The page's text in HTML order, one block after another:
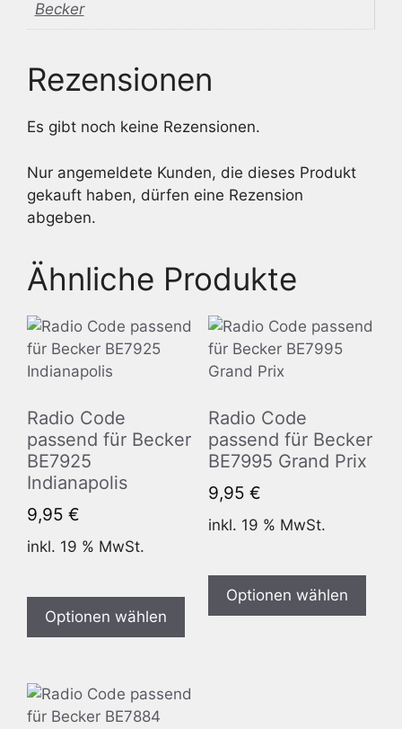
Becker
Rezensionen
Es gibt noch keine Rezensionen.
Nur angemeldete Kunden, die dieses Produkt
gekauft haben, dürfen eine Rezension
abgeben.
Ähnliche Produkte
Radio Code
passend für Becker
BE7925
Indianapolis
9,95 €
inkl. 19 % MwSt.
Optionen wählen
Radio Code
passend für Becker
BE7995 Grand Prix
9,95 €
inkl. 19 % MwSt.
Optionen wählen